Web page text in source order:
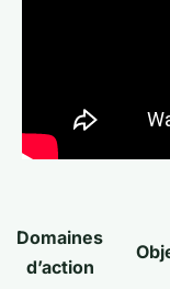
Domaines
d’action